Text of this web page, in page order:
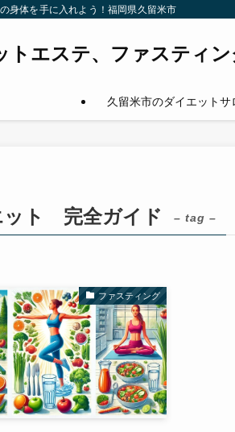
身体を手に入れよう！福岡県久留米市
トエステ、ファスティ
久留米市のダイエット
ット 完全ガイド – tag –
ファスティング